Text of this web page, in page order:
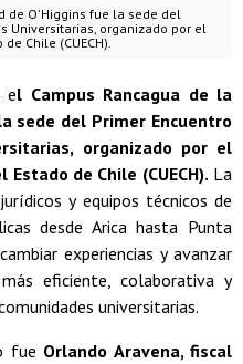
de O'Higgins fue la sede del
Universitarias, organizado por el
Chile (CUECH).
el Campus Rancagua de la
sede del Primer Encuentro
organizado por el
de Chile (CUECH). La
y equipos técnicos de
desde Arica hasta Punta
experiencias y avanzar
eficiente, colaborativa y
universitarias.
fue Orlando Aravena, fiscal